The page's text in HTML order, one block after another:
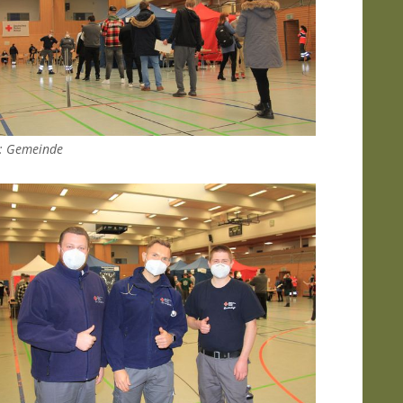
Gemeinde